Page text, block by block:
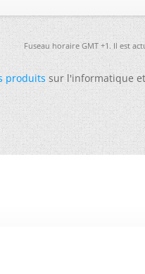
Fuseau horaire GMT +1. Il est
produitssur l'informatique